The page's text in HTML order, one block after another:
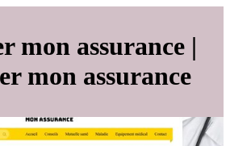
mon assurance |
mon assurance